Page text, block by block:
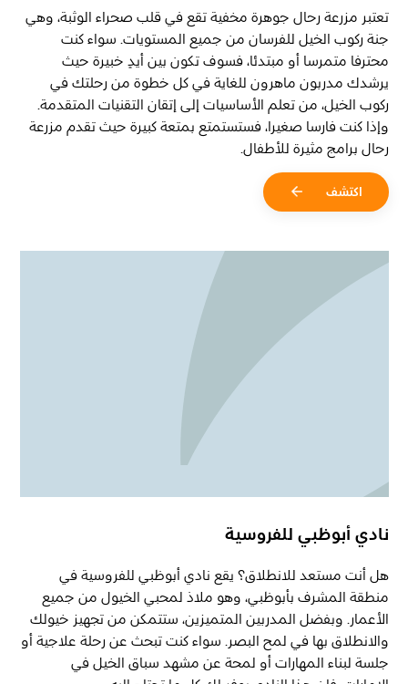
تعتبر مزرعة رحال جوهرة مخفية تقع في قلب صحراء الوثبة، وهي
جنة ركوب الخيل للفرسان من جميع المستويات. سواء كنت
محترفا متمرسا أو مبتدئا، فسوف تكون بين أيدٍ خبيرة حيث
يرشدك مدربون ماهرون للغاية في كل خطوة من رحلتك في
ركوب الخيل، من تعلم الأساسيات إلى إتقان التقنيات المتقدمة.
وإذا كنت فارسا صغيرا، فستستمتع بمتعة كبيرة حيث تقدم مزرعة
رحال برامج مثيرة للأطفال.
اكتشف
نادي أبوظبي للفروسية
هل أنت مستعد للانطلاق؟ يقع نادي أبوظبي للفروسية في
منطقة المشرف بأبوظبي، وهو ملاذ لمحبي الخيول من جميع
الأعمار. وبفضل المدربين المتميزين، ستتمكن من تجهيز خيولك
والانطلاق بها في لمح البصر. سواء كنت تبحث عن رحلة علاجية أو
جلسة لبناء المهارات أو لمحة عن مشهد سباق الخيل في